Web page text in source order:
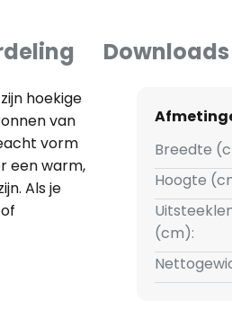
Downloads
hoekige
van
vorm
een warm,
Als je
Breedte
Hoogte
(cm):